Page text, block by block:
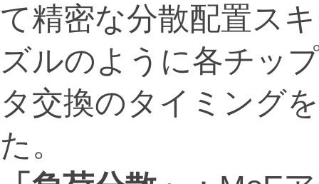
て精密な分散配置ス
ズルのように各チッ
タ交換のタイミング
た。